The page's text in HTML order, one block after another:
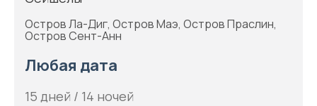
Остров Ла-Диг, Остров Маэ, Остров Праслин,
Остров Сент-Анн
Любая дата
15 дней / 14 ночей